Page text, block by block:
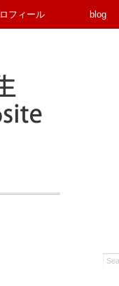
フィール blog